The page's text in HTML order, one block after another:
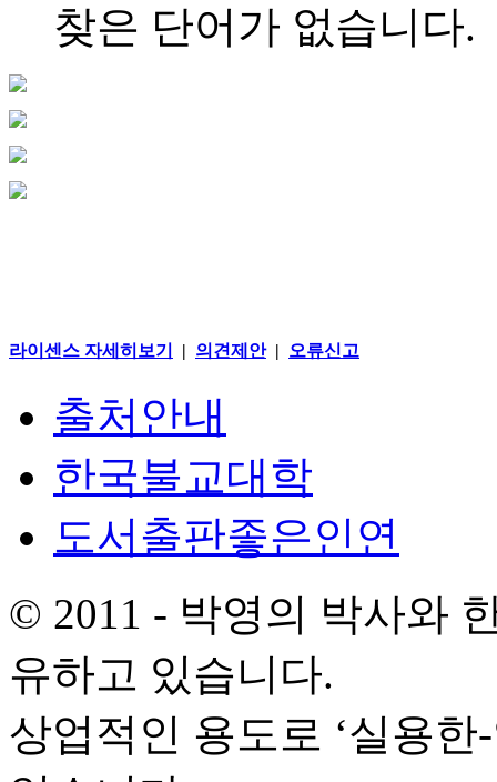
찾은 단어가 없습니다.
라이센스 자세히보기 | 의견제안| 오류신고
출처안내
한국불교대학
도서출판좋은인연
© 2011 - 박영의 박사와
유하고 있습니다.
상업적인 용도로 ‘실용